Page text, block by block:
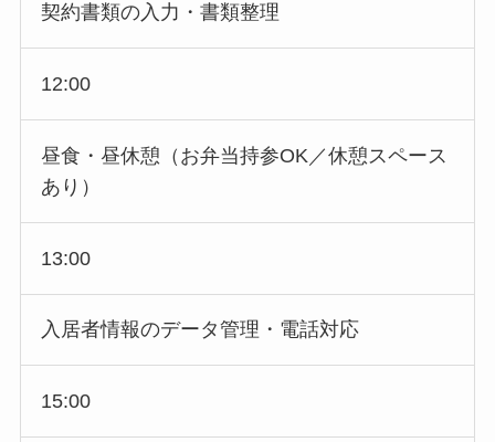
契約書類の入力・書類整理
12:00
昼食・昼休憩（お弁当持参OK／休憩スペース
あり）
13:00
入居者情報のデータ管理・電話対応
15:00